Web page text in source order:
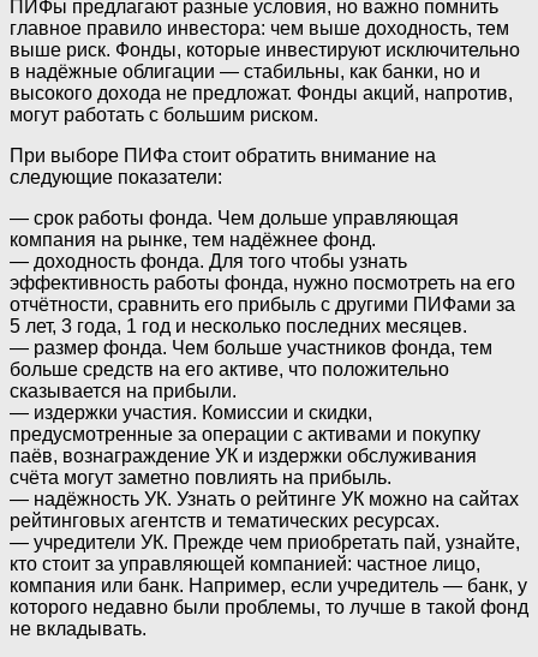
ПИФы предлагают разные условия, но важно помнить
главное правило инвестора: чем выше доходность, тем
выше риск. Фонды, которые инвестируют исключительно
в надёжные облигации — стабильны, как банки, но и
высокого дохода не предложат. Фонды акций, напротив,
могут работать с большим риском.
При выборе ПИФа стоит обратить внимание на
следующие показатели:
— срок работы фонда. Чем дольше управляющая
компания на рынке, тем надёжнее фонд.
— доходность фонда. Для того чтобы узнать
эффективность работы фонда, нужно посмотреть на его
отчётности, сравнить его прибыль с другими ПИФами за
5 лет, 3 года, 1 год и несколько последних месяцев.
— размер фонда. Чем больше участников фонда, тем
больше средств на его активе, что положительно
сказывается на прибыли.
— издержки участия. Комиссии и скидки,
предусмотренные за операции с активами и покупку
паёв, вознаграждение УК и издержки обслуживания
счёта могут заметно повлиять на прибыль.
— надёжность УК. Узнать о рейтинге УК можно на сайтах
рейтинговых агентств и тематических ресурсах.
— учредители УК. Прежде чем приобретать пай, узнайте,
кто стоит за управляющей компанией: частное лицо,
компания или банк. Например, если учредитель — банк, у
которого недавно были проблемы, то лучше в такой фонд
не вкладывать.